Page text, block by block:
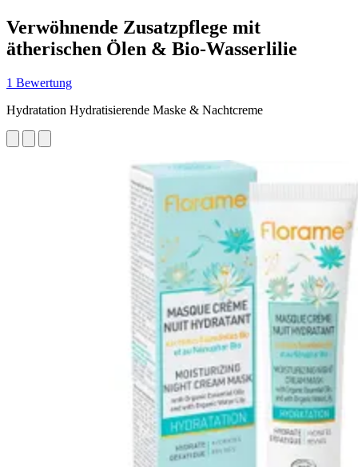
Verwöhnende Zusatzpflege mit
ätherischen Ölen & Bio-Wasserlilie
1 Bewertung
Hydratation Hydratisierende Maske & Nachtcreme